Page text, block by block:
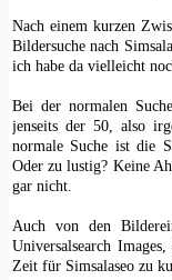
Nach einem kurzen
Bildersuche nach
ich habe da vielleicht
Bei der normalen
jenseits der 50, also
normale Suche ist die
Oder zu lustig? Keine
gar nicht.
Auch von den
Universalsearch
Zeit für Simsalaseo zu